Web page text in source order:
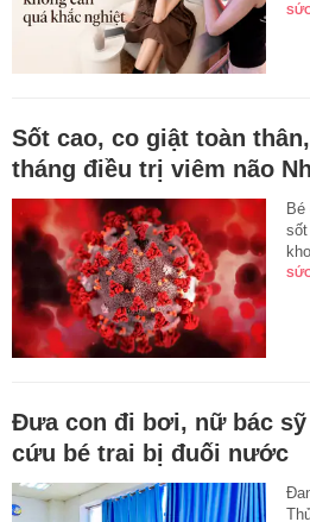
Sốt cao, co giật toàn
tháng điều trị viêm não
Đưa con đi bơi, nữ bác
cứu bé trai bị đuối nước